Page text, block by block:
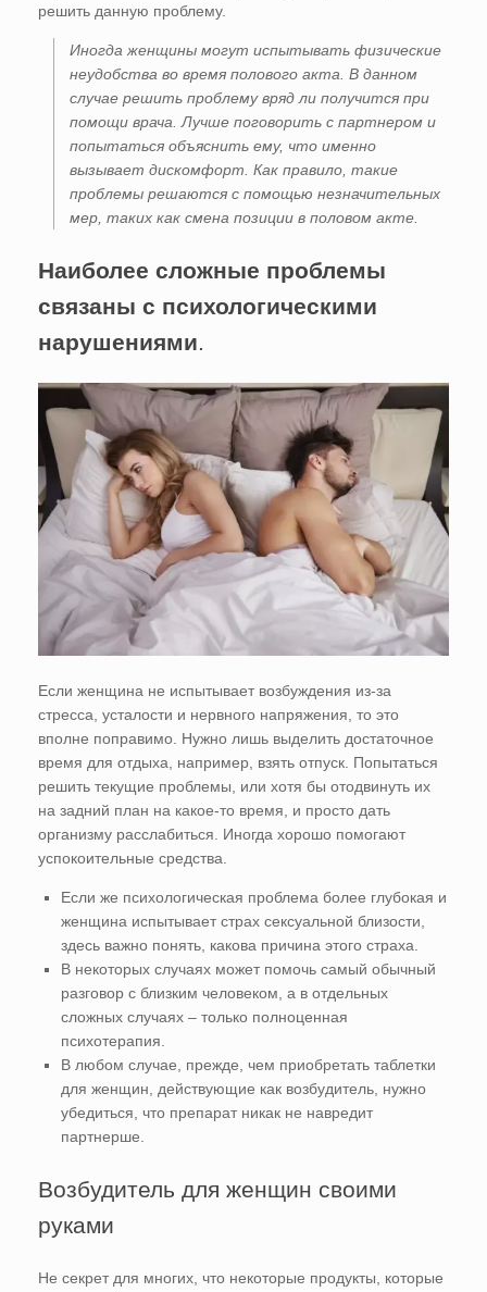
решить данную проблему.
Иногда женщины могут испытывать физические
неудобства во время полового акта. В данном
случае решить проблему вряд ли получится при
помощи врача. Лучше поговорить с партнером и
попытаться объяснить ему, что именно
вызывает дискомфорт. Как правило, такие
проблемы решаются с помощью незначительных
мер, таких как смена позиции в половом акте.
Наиболее сложные проблемы
связаны с психологическими
нарушениями
Если женщина не испытывает возбуждения из-за
стресса, усталости и нервного напряжения, то это
вполне поправимо. Нужно лишь выделить достаточное
время для отдыха, например, взять отпуск. Попытаться
решить текущие проблемы, или хотя бы отодвинуть их
на задний план на какое-то время, и просто дать
организму расслабиться. Иногда хорошо помогают
успокоительные средства.
Если же психологическая проблема более глубокая и
женщина испытывает страх сексуальной близости,
здесь важно понять, какова причина этого страха.
В некоторых случаях может помочь самый обычный
разговор с близким человеком, а в отдельных
сложных случаях – только полноценная
психотерапия.
В любом случае, прежде, чем приобретать таблетки
для женщин, действующие как возбудитель, нужно
убедиться, что препарат никак не навредит
партнерше.
Возбудитель для женщин своими
руками
Не секрет для многих, что некоторые продукты, которые